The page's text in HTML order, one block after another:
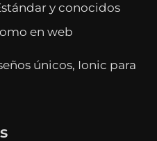
y conocidos
en web
únicos, Ionic para